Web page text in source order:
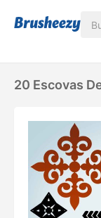
20 Escovas